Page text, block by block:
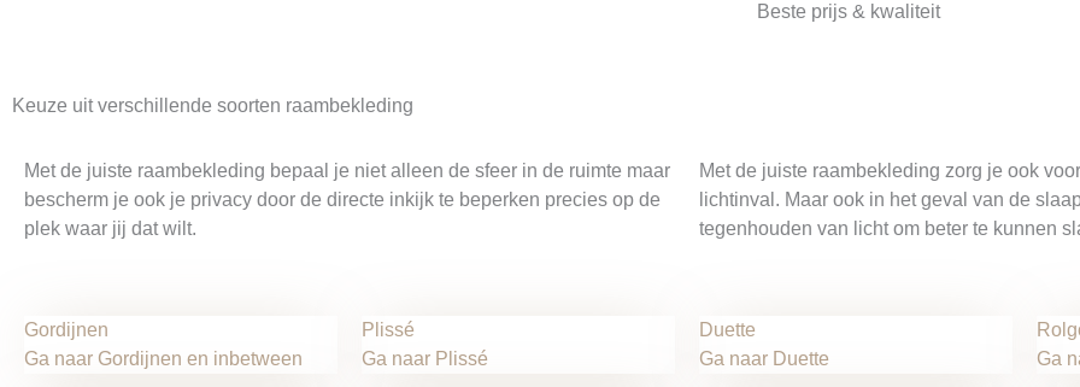
Beste prijs & kwaliteit
Keuze uit verschillende soorten raambekleding
Met de juiste raambekleding bepaal je niet alleen de sfeer in de ruimte maar
bescherm je ook je privacy door de directe inkijk te beperken precies op de
plek waar jij dat wilt.
Met de juiste raambekleding zorg je ook
lichtinval. Maar ook in het geval van de
tegenhouden van licht om beter te kunnen
Gordijnen
Ga naar Gordijnen en inbetween
Plissé
Ga naar Plissé
Duette
Ga naar Duette
Ga